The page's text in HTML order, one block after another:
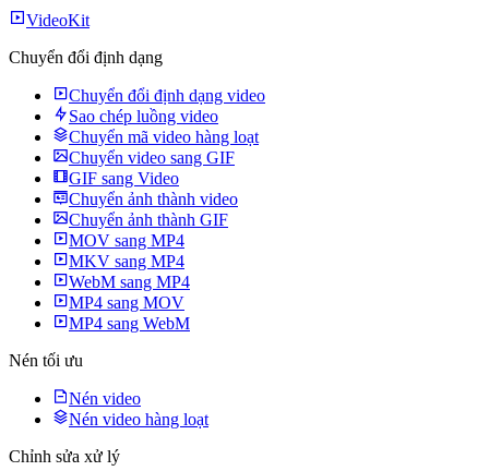
VideoKit
Chuyển đổi định dạng
Chuyển đổi định dạng video
Sao chép luồng video
Chuyển mã video hàng loạt
Chuyển video sang GIF
GIF sang Video
Chuyển ảnh thành video
Chuyển ảnh thành GIF
MOV sang MP4
MKV sang MP4
WebM sang MP4
MP4 sang MOV
MP4 sang WebM
Nén tối ưu
Nén video
Nén video hàng loạt
Chỉnh sửa xử lý